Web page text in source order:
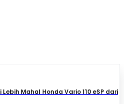
Mahal Honda Vario 110 eSP dari